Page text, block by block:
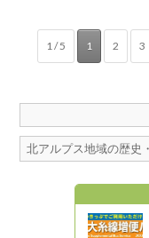
1 / 5 1 2 3